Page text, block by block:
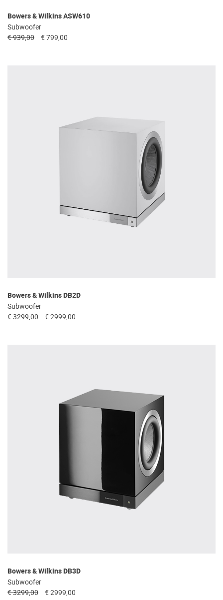
Bowers & Wilkins ASW610
Subwoofer
€ 939,00
€ 799,00
Bowers & Wilkins DB2D
Subwoofer
€ 3299,00
€ 2999,00
Bowers & Wilkins DB3D
Subwoofer
€ 3299,00
€ 2999,00